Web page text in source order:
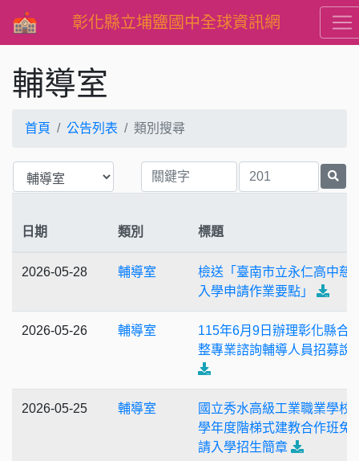
彰化縣立埔鹽國中全球資訊網
輔導室
首頁 公告列表 類別搜尋
日期 類別 標題
2026-05-28 輔導室
檢送「臺南市立永仁高中慈
入學申請作業要點」
2026-05-26 輔導室
115年6月9日辦理彰化縣合
整專業諮詢輔導人員招募說
2026-05-25 輔導室
國立秀水高級工業職業學校
學年度階梯式建教合作班免
請入學招生簡章